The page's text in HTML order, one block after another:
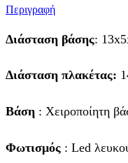
Περιγραφή
Διάσταση βάσης:
Διάσταση πλακέτας:
Bάση : Χειροποίητη
Φωτισμός : Led